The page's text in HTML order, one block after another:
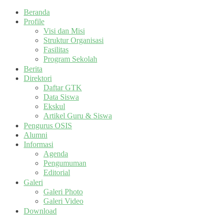
Beranda
Profile
Visi dan Misi
Struktur Organisasi
Fasilitas
Program Sekolah
Berita
Direktori
Daftar GTK
Data Siswa
Ekskul
Artikel Guru & Siswa
Pengurus OSIS
Alumni
Informasi
Agenda
Pengumuman
Editorial
Galeri
Galeri Photo
Galeri Video
Download